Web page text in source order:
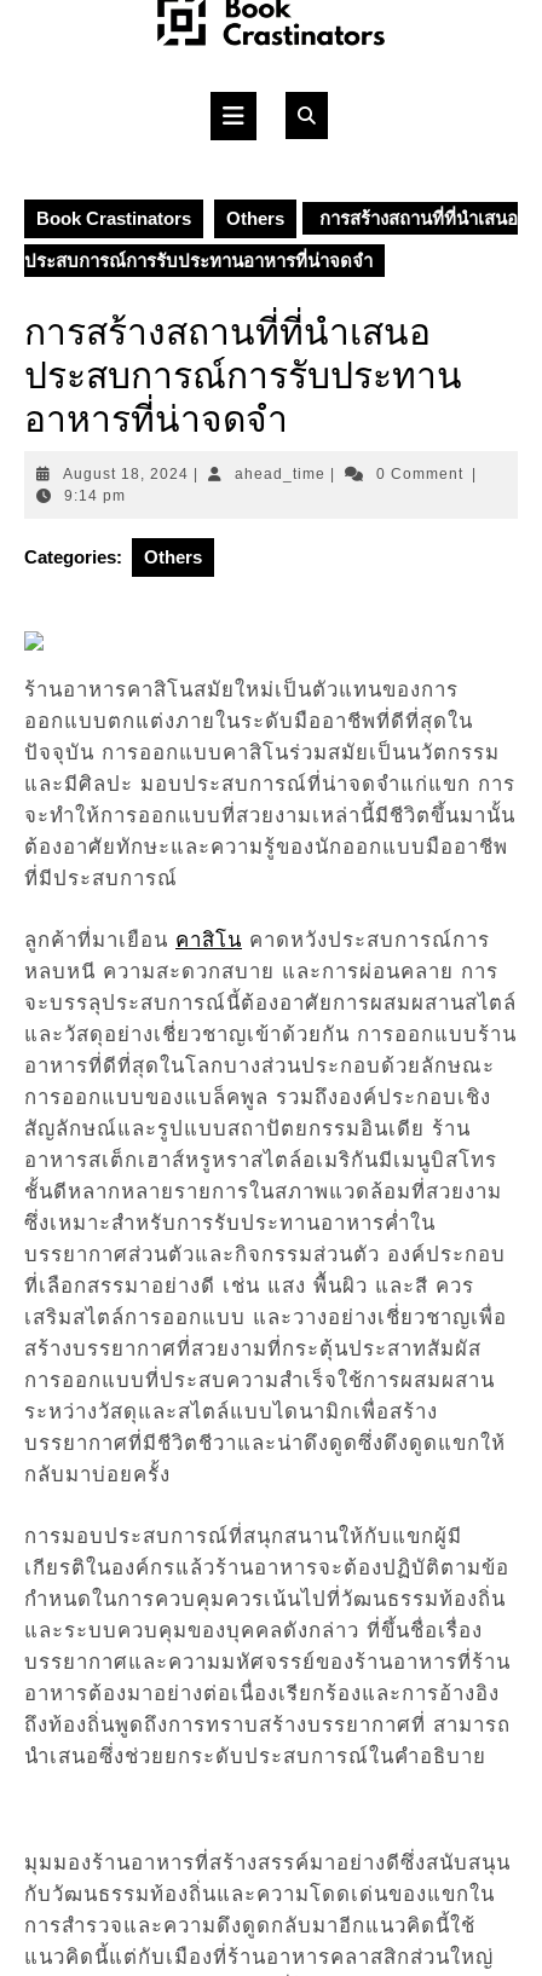
Open
Book Crastinators Others การสร้างสถานที่ที่นำเสนอ
ประสบการณ์การรับประทานอาหารที่น่าจดจำ
การสร้างสถานที่ที่นำเสนอ
ประสบการณ์การรับประทาน
อาหารที่น่าจดจำ
August 18, 2024 Augustahead_time ahead_time0 Comment
9:14 pm
Categories: Others
ร้านอาหารคาสิโนสมัยใหม่เป็นตัวแทนของการ
ออกแบบตกแต่งภายในระดับมืออาชีพที่ดีที่สุดใน
ปัจจุบัน การออกแบบคาสิโนร่วมสมัยเป็นนวัตกรรม
และมีศิลปะ มอบประสบการณ์ที่น่าจดจำแก่แขก การ
จะทำให้การออกแบบที่สวยงามเหล่านี้มีชีวิตขึ้นมานั้น
ต้องอาศัยทักษะและความรู้ของนักออกแบบมืออาชีพ
ที่มีประสบการณ์
ลูกค้าที่มาเยือน คาสิโน คาดหวังประสบการณ์การ
หลบหนี ความสะดวกสบาย และการผ่อนคลาย การ
จะบรรลุประสบการณ์นี้ต้องอาศัยการผสมผสานสไตล์
และวัสดุอย่างเชี่ยวชาญเข้าด้วยกัน การออกแบบร้าน
อาหารที่ดีที่สุดในโลกบางส่วนประกอบด้วยลักษณะ
การออกแบบของแบล็คพูล รวมถึงองค์ประกอบเชิง
สัญลักษณ์และรูปแบบสถาปัตยกรรมอินเดีย ร้าน
อาหารสเต็กเฮาส์หรูหราสไตล์อเมริกันมีเมนูบิสโทร
ชั้นดีหลากหลายรายการในสภาพแวดล้อมที่สวยงาม
ซึ่งเหมาะสำหรับการรับประทานอาหารค่ำใน
บรรยากาศส่วนตัวและกิจกรรมส่วนตัว องค์ประกอบ
ที่เลือกสรรมาอย่างดี เช่น แสง พื้นผิว และสี ควร
เสริมสไตล์การออกแบบ และวางอย่างเชี่ยวชาญเพื่อ
สร้างบรรยากาศที่สวยงามที่กระตุ้นประสาทสัมผัส
การออกแบบที่ประสบความสำเร็จใช้การผสมผสาน
ระหว่างวัสดุและสไตล์แบบไดนามิกเพื่อสร้าง
บรรยากาศที่มีชีวิตชีวาและน่าดึงดูดซึ่งดึงดูดแขกให้
กลับมาบ่อยครั้ง
การมอบประสบการณ์ที่สนุกสนานให้กับแขกผู้มี
เกียรติในองค์กรแล้วร้านอาหารจะต้องปฏิบัติตามข้อ
กำหนดในการควบคุมควรเน้นไปที่วัฒนธรรมท้องถิ่น
และระบบควบคุมของบุคคลดังกล่าว ที่ขึ้นชื่อเรื่อง
บรรยากาศและความมหัศจรรย์ของร้านอาหารที่ร้าน
อาหารต้องมาอย่างต่อเนื่องเรียกร้องและการอ้างอิง
ถึงท้องถิ่นพูดถึงการทราบสร้างบรรยากาศที่ สามารถ
นำเสนอซึ่งช่วยยกระดับประสบการณ์ในคำอธิบาย
มุมมองร้านอาหารที่สร้างสรรค์มาอย่างดีซึ่งสนับสนุน
กับวัฒนธรรมท้องถิ่นและความโดดเด่นของแขกใน
การสำรวจและความดึงดูดกลับมาอีกแนวคิดนี้ใช้
แนวคิดนี้แต่กับเมืองที่ร้านอาหารคลาสสิกส่วนใหญ่